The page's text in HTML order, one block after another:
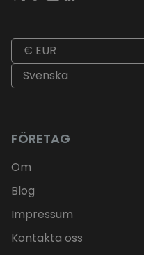
€ EUR
Svenska
FÖRETAG
Om
Blog
Impressum
Kontakta oss